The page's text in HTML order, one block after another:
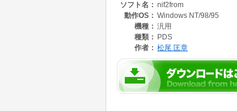
ソフト名： nif2from
動作OS： Windows NT/98/95
機種： 汎用
種類： PDS
作者： 松尾 匡章